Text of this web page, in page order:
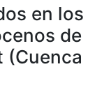
en los
de
(Cuenca